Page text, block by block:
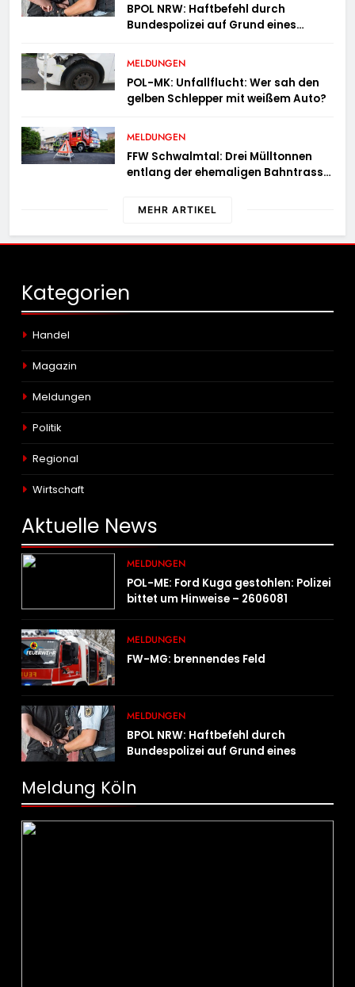
BPOL NRW: Haftbefehl durch
Bundespolizei auf Grund eines
MELDUNGEN
POL-MK: Unfallflucht: Wer sah den
gelben Schlepper mit weißem Auto?
MELDUNGEN
FFW Schwalmtal: Drei Mülltonnen
entlang der ehemaligen Bahntrasse
MEHR ARTIKEL
Kategorien
Handel
Magazin
Meldungen
Politik
Regional
Wirtschaft
Aktuelle News
MELDUNGEN
POL-ME: Ford Kuga gestohlen: Polizei
bittet um Hinweise – 2606081
MELDUNGEN
FW-MG: brennendes Feld
MELDUNGEN
BPOL NRW: Haftbefehl durch
Bundespolizei auf Grund eines
Meldung Köln